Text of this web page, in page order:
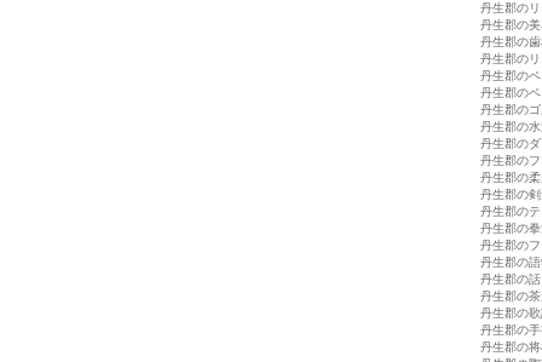
丹生郡の
丹生郡の
丹生郡の
丹生郡の
丹生郡の
丹生郡の
丹生郡の
丹生郡の
丹生郡の
丹生郡の
丹生郡の
丹生郡の
丹生郡の
丹生郡の
丹生郡の
丹生郡の
丹生郡の
丹生郡の
丹生郡の
丹生郡の
丹生郡の